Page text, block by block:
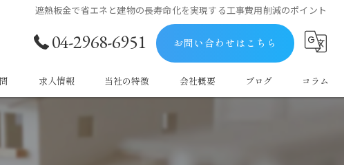
遮熱板金で省エネと建物の長寿命化を実現する工事費用削減のポイント
04-2968-6951 お問い合わせはこちら
求人情報 当社の特徴 会社概要 ブログ コラム